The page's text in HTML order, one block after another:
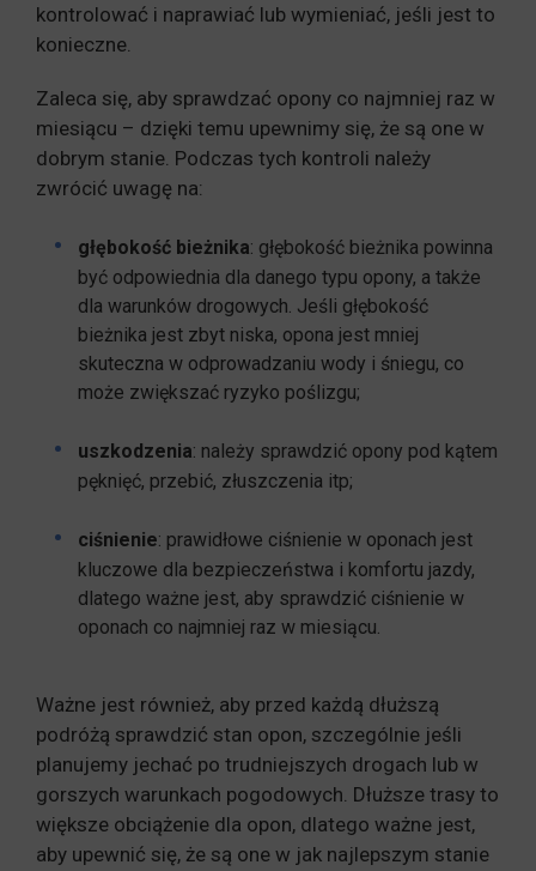
kontrolować i naprawiać lub wymieniać, jeśli jest to
konieczne.
Zaleca się, aby sprawdzać opony co najmniej raz w
miesiącu – dzięki temu upewnimy się, że są one w
dobrym stanie. Podczas tych kontroli należy
zwrócić uwagę na:
głębokość bieżnika: głębokość bieżnika powinna
być odpowiednia dla danego typu opony, a także
dla warunków drogowych. Jeśli głębokość
bieżnika jest zbyt niska, opona jest mniej
skuteczna w odprowadzaniu wody i śniegu, co
może zwiększać ryzyko poślizgu;
uszkodzenia: należy sprawdzić opony pod kątem
pęknięć, przebić, złuszczenia itp;
ciśnienie: prawidłowe ciśnienie w oponach jest
kluczowe dla bezpieczeństwa i komfortu jazdy,
dlatego ważne jest, aby sprawdzić ciśnienie w
oponach co najmniej raz w miesiącu.
Ważne jest również, aby przed każdą dłuższą
podróżą sprawdzić stan opon, szczególnie jeśli
planujemy jechać po trudniejszych drogach lub w
gorszych warunkach pogodowych. Dłuższe trasy to
większe obciążenie dla opon, dlatego ważne jest,
aby upewnić się, że są one w jak najlepszym stanie